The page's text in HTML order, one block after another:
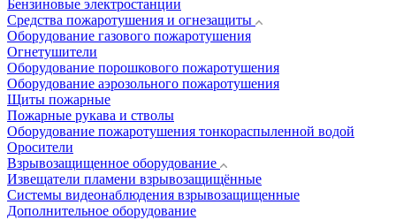
Бензиновые электростанции
Средства пожаротушения и огнезащиты
Оборудование газового пожаротушения
Огнетушители
Оборудование порошкового пожаротушения
Оборудование аэрозольного пожаротушения
Щиты пожарные
Пожарные рукава и стволы
Оборудование пожаротушения тонкораспыленной водой
Оросители
Взрывозащищенное оборудование
Извещатели пламени взрывозащищённые
Системы видеонаблюдения взрывозащищенные
Дополнительное оборудование